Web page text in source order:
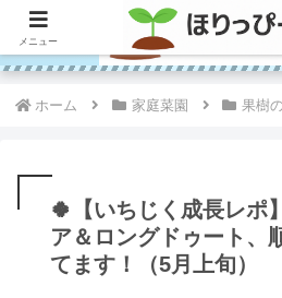
ホーム 家庭菜園 果樹
🍀【いちじく成長レポ
ア＆ロングドゥート、
てます！（5月上旬）
メニュー